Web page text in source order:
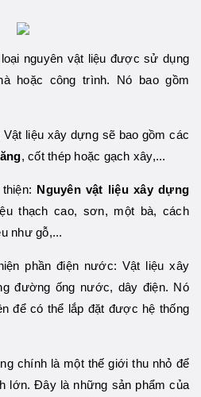
nguyên vật liệu được sử dụng
hoặc công trình. Nó bao gồm
liệu xây dựng sẽ bao gồm các
, cốt thép hoặc gạch xây,...
Nguyên vật liệu xây dựng
thạch cao, sơn, một bà, cách
như gỗ,...
phần điện nước: Vật liệu xây
đường ống nước, dây điện. Nó
để có thể lắp đặt được hệ thống
chính là một thế giới thu nhỏ để
lớn. Đây là những sản phẩm của